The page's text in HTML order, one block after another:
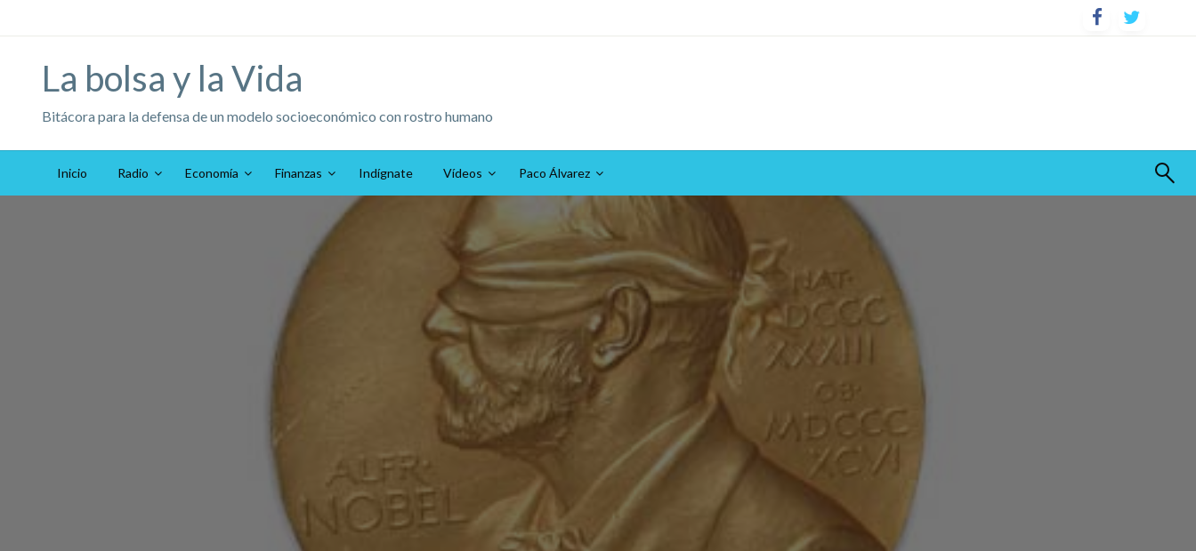
al
La bolsa y la Vida
Bitácora para la defensa de un modelo socioeconómico con rostro humano
Inicio Radio Economía Finanzas Indígnate Vídeos Paco Álvarez